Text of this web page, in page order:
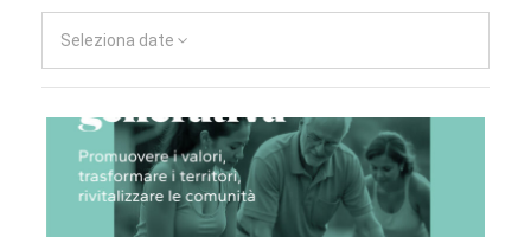
Seleziona date